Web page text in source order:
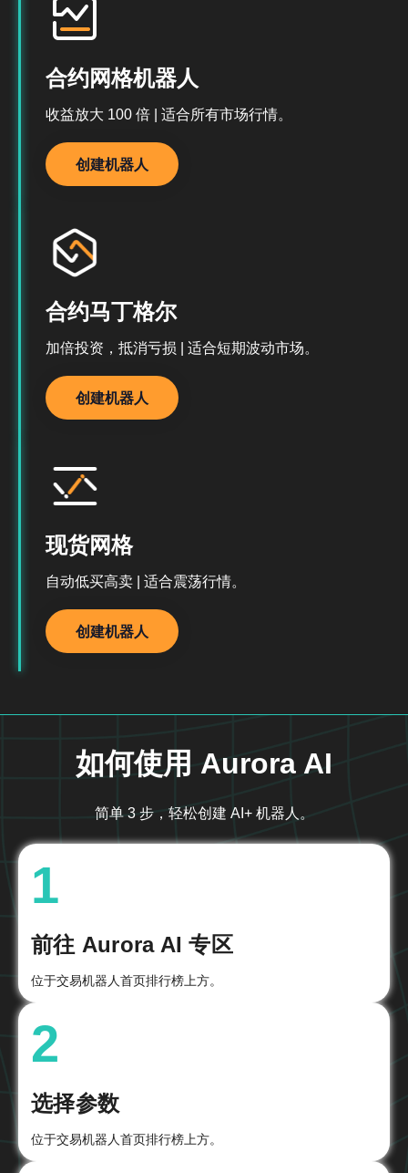
合约网格机器人
收益放大 100 倍 | 适合所有市场行情。
创建机器人
合约马丁格尔
加倍投资，抵消亏损 | 适合短期波动市场。
创建机器人
现货网格
自动低买高卖 | 适合震荡行情。
创建机器人
如何使用 Aurora AI
简单 3 步，轻松创建 AI+ 机器人。
1
前往 Aurora AI 专区
位于交易机器人首页排行榜上方。
2
选择参数
位于交易机器人首页排行榜上方。